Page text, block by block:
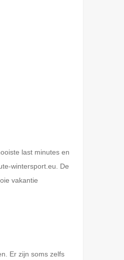
last minutes en
wintersport.eu. De
vakantie
Er zijn soms zelfs